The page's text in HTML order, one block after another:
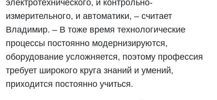
электротехнического, и контрольно-
измерительного, и автоматики, – считает
Владимир. – В тоже время технологические
процессы постоянно модернизируются,
оборудование усложняется, поэтому профессия
требует широкого круга знаний и умений,
приходится постоянно учиться.